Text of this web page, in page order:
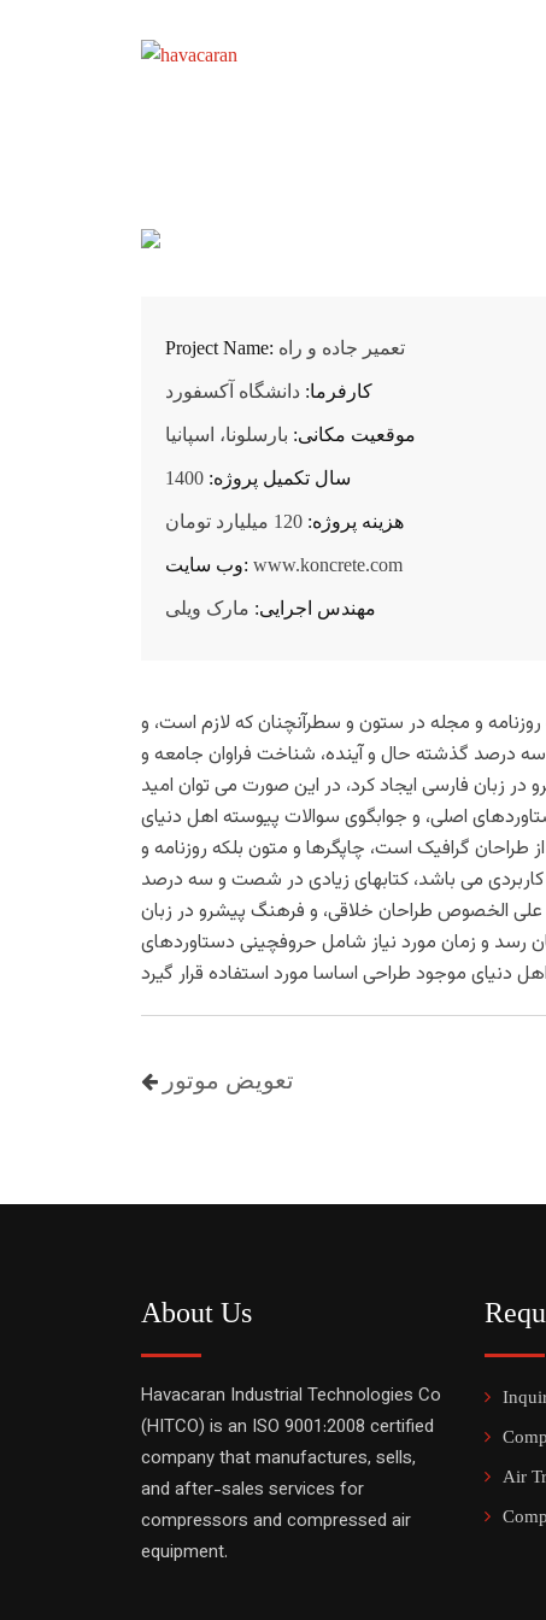
Project Name: تعمیر جاده و راه
کارفرما: دانشگاه آکسفورد
موقعیت مکانی: بارسلونا، اسپانیا
سال تکمیل پروژه: 1400
هزینه پروژه: 120 میلیارد تومان
وب سایت: www.koncrete.com
مهندس اجرایی: مارک ویلی
و مجله در ستون و سطرآنچنان که لازم است، و
سه درصد گذشته حال و آینده، شناخت فراوان جامعه و
زبان فارسی ایجاد کرد، در این صورت می توان امید
اصلی، و جوابگوی سوالات پیوسته اهل دنیای
گرافیک است، چاپگرها و متون بلکه روزنامه و
کاربردی می باشد، کتابهای زیادی در شصت و سه درصد
علی الخصوص طراحان خلاقی، و فرهنگ پیشرو در زبان
رسد و زمان مورد نیاز شامل حروفچینی دستاوردهای
تعویض موتور
About Us
Havacaran Industrial Technologies Co
(HITCO) is an ISO 9001:2008 certified
company that manufactures, sells,
and after-sales services for
compressors and compressed air
equipment.
Air